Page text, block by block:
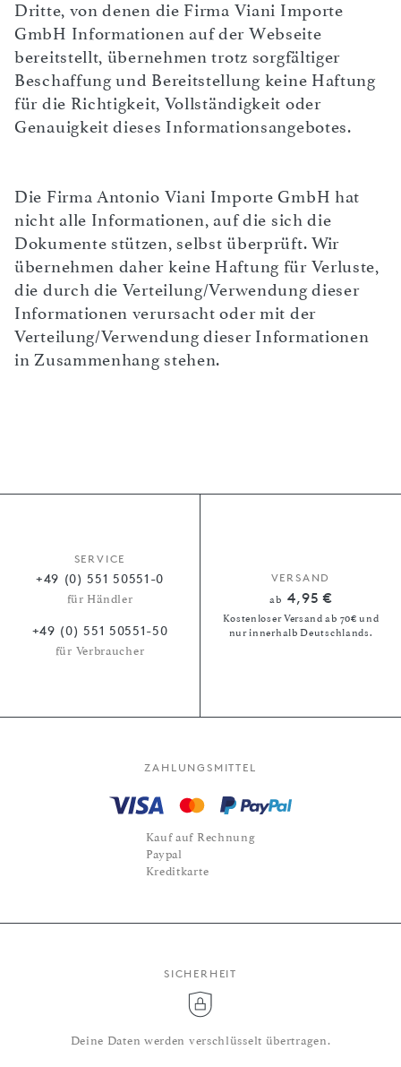
Dritte, von denen die Firma Viani Importe
GmbH Informationen auf der Webseite
bereitstellt, übernehmen trotz sorgfältiger
Beschaffung und Bereitstellung keine Haftung
für die Richtigkeit, Vollständigkeit oder
Genauigkeit dieses Informationsangebotes.
Die Firma Antonio Viani Importe GmbH hat
nicht alle Informationen, auf die sich die
Dokumente stützen, selbst überprüft. Wir
übernehmen daher keine Haftung für Verluste,
die durch die Verteilung/Verwendung dieser
Informationen verursacht oder mit der
Verteilung/Verwendung dieser Informationen
in Zusammenhang stehen.
SERVICE
+49 (0) 551 50551-0
für Händler
+49 (0) 551 50551-50
für Verbraucher
VERSAND
ab 4,95 €
Kostenloser Versand ab 70€ und
nur innerhalb Deutschlands.
ZAHLUNGSMITTEL
Kauf auf Rechnung
Paypal
Kreditkarte
SICHERHEIT
Deine Daten werden verschlüsselt übertragen.